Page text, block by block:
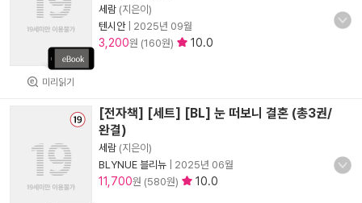
미리읽기
세람 (지은이)
텐시안| 2025년 09월
3,200원 (160원) 10.0
[전자책] [세트] [BL] 눈 떠보니 결혼 (총3권/
완결)
세람 (지은이)
BLYNUE 블리뉴
2025년 06월
11,700원 (580원) 10.0